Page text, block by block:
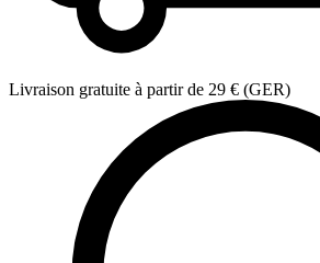
Livraison gratuite à partir de 29 € (GER)